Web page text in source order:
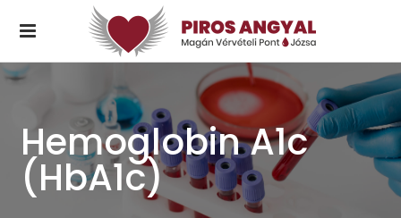
Hemoglobin A1c
(HbA1c)